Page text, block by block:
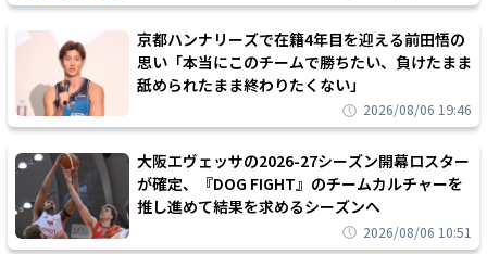
京都ハンナリーズで在籍4年目を迎える前田悟の
思い「本当にこのチームで勝ちたい、負けたまま
舐められたまま終わりたくない」
2026/08/06 19:46
大阪エヴェッサの2026-27シーズン開幕ロスター
が確定、『DOG FIGHT』のチームカルチャーを
推し進めて結果を求めるシーズンへ
2026/08/06 10:51